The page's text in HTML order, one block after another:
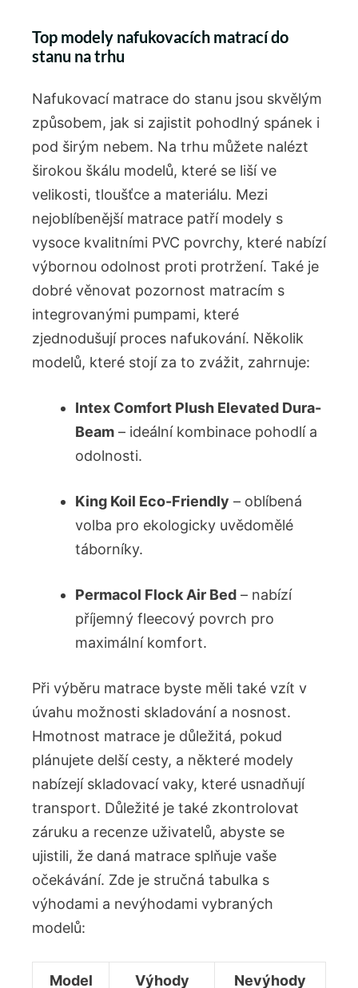
Top ​modely nafukovacích matrací do
stanu ‌na⁢ trhu
Nafukovací matrace do stanu jsou ​skvělým⁢
způsobem,​ jak ​si zajistit ‍pohodlný spánek i
‍pod⁤ širým nebem. Na ‍trhu můžete nalézt
širokou škálu modelů, které se liší ve
velikosti, tloušťce a materiálu. Mezi
nejoblíbenější matrace⁣ patří ​modely​ s
vysoce ⁢kvalitními PVC ⁣povrchy,‌ které nabízí⁤
výbornou​ odolnost proti protržení.⁢ Také⁢ je
dobré věnovat pozornost​ matracím s
⁤integrovanými pumpami, které
zjednodušují ​proces nafukování. Několik
modelů, které stojí za to⁢ zvážit, zahrnuje:
Intex ‌Comfort Plush Elevated Dura-
Beam – ideální⁣ kombinace ‍pohodlí⁣ a
odolnosti.
King Koil⁤ Eco-Friendly –‍ oblíbená
⁢volba ⁢pro ekologicky uvědomělé
táborníky.
Permacol Flock Air Bed ​– nabízí
příjemný ‍fleecový povrch ‍pro
maximální komfort.
Při výběru matrace⁢ byste ​měli také vzít ⁤v‍
úvahu možnosti skladování a nosnost.‍
Hmotnost matrace je ⁣důležitá, pokud
plánujete delší cesty, a některé modely
nabízejí skladovací vaky, které usnadňují
transport. ⁤Důležité je také zkontrolovat
záruku a recenze uživatelů, abyste se
ujistili, že daná matrace splňuje vaše
⁢očekávání. Zde je stručná tabulka⁣ s
výhodami‌ a nevýhodami vybraných
‍modelů:
Model Výhody Nevýhody